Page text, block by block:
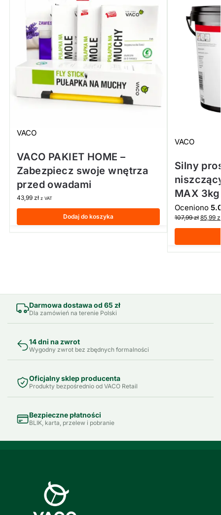
VACO
VACO PAKIET HOME –
Zabezpiecz swoje wnętrza
przed owadami
43,99 zł z VAT
Dodaj do koszyka
VACO
Silny
MAX 3kg
Oceniono
107,99zł 85,99
Darmowa dostawa od 65 zł
Dla zamówień na terenie Polski
14 dni na zwrot
Wygodny zwrot bez zbędnych formalności
Oficjalny sklep producenta
Produkty bezpośrednio od VACO Retail
Bezpieczne płatności
BLIK, karta, przelew i pobranie